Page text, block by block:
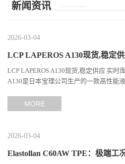
新闻资讯
2026-03-04
LCP LAPEROS A130现货,稳定
LCP LAPEROS A130现货,稳定供应 实时
A130是日本宝理公司生产的一款高性能
MORE
2026-03-04
Elastollan C60AW TPE：极端工